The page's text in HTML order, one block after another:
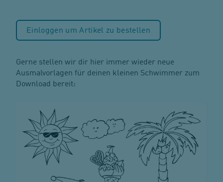
Einloggen um Artikel zu bestellen
Gerne stellen wir dir hier immer wieder neue
Ausmalvorlagen für deinen kleinen Schwimmer zum
Download bereit: